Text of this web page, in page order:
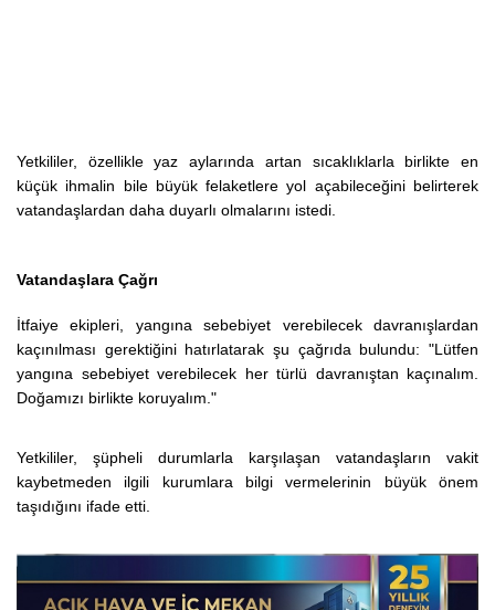
Yetkililer, özellikle yaz aylarında artan sıcaklıklarla birlikte en
küçük ihmalin bile büyük felaketlere yol açabileceğini belirterek
vatandaşlardan daha duyarlı olmalarını istedi.
Vatandaşlara Çağrı
İtfaiye ekipleri, yangına sebebiyet verebilecek davranışlardan
kaçınılması gerektiğini hatırlatarak şu çağrıda bulundu: "Lütfen
yangına sebebiyet verebilecek her türlü davranıştan kaçınalım.
Doğamızı birlikte koruyalım."
Yetkililer, şüpheli durumlarla karşılaşan vatandaşların vakit
kaybetmeden ilgili kurumlara bilgi vermelerinin büyük önem
taşıdığını ifade etti.